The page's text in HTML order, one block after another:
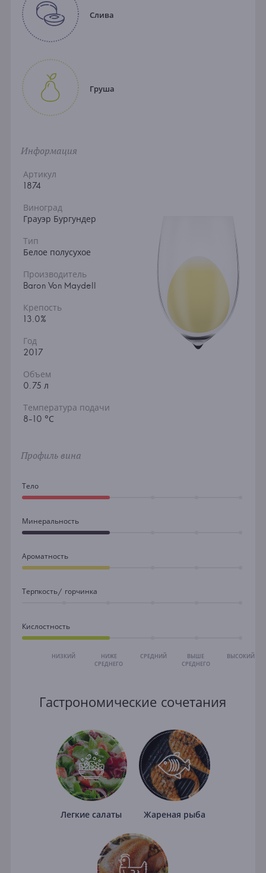
Слива
Груша
Информация
Артикул
1874
Виноград
Грауэр Бургундер
Тип
Белое полусухое
Производитель
Baron Von Maydell
Крепость
13.0%
Год
2017
Объем
0.75 л
Температура подачи
8-10 °С
Профиль вина
Тело
Минеральность
Ароматность
Терпкость/ горчинка
Кислостность
НИЗКИЙ
НИЖЕ
СРЕДНЕГО
СРЕДНИЙ
ВЫШЕ
СРЕДНЕГО
ВЫСОКИЙ
Гастрономические сочетания
Легкие салаты Жареная рыба